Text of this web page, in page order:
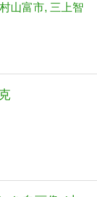
村山富市 三上智